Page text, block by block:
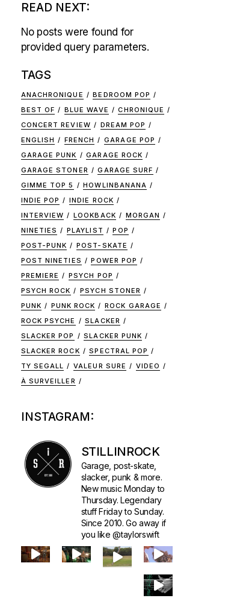
READ NEXT:
No posts were found for
provided query parameters.
TAGS
ANACHRONIQUE
BEDROOM POP
BEST OF
BLUE WAVE
CHRONIQUE
CONCERT REVIEW
DREAM POP
ENGLISH
FRENCH
GARAGE POP
GARAGE PUNK
GARAGE ROCK
GARAGE STONER
GARAGE SURF
GIMME TOP 5
HOWLINBANANA
INDIE POP
INDIE ROCK
INTERVIEW
LOOKBACK
MORGAN
NINETIES
PLAYLIST
POP
POST-PUNK
POST-SKATE
POST NINETIES
POWER POP
PREMIERE
PSYCH POP
PSYCH ROCK
PSYCH STONER
PUNK
PUNK ROCK
ROCK GARAGE
ROCK PSYCHE
SLACKER
SLACKER POP
SLACKER PUNK
SLACKER ROCK
SPECTRAL POP
TY SEGALL
VALEUR SURE
VIDEO
À SURVEILLER
INSTAGRAM:
STILLINROCK
Garage, post-skate,
slacker, punk & more.
New music Monday to
Thursday. Legendary
stuff Friday to Sunday.
Since 2010. Go away if
you like @taylorswift